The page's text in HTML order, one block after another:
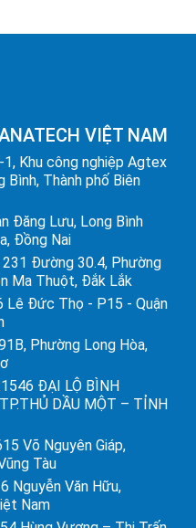
VIỆT NAM
1, Khu công nghiệp Agtex
Bình, Thành phố Biên
Đăng Lưu, Long Bình
Đồng Nai
231 Đường 30.4, Phường
Ma Thuột, Đắk Lắk
Lê Đức Thọ - P15 - Quận
Phường Long Hòa,
ĐẠI LỘ BÌNH
DẦU MỘT – TỈNH
Võ Nguyên Giáp,
Tàu
Nguyễn Văn Hữu,
Nam